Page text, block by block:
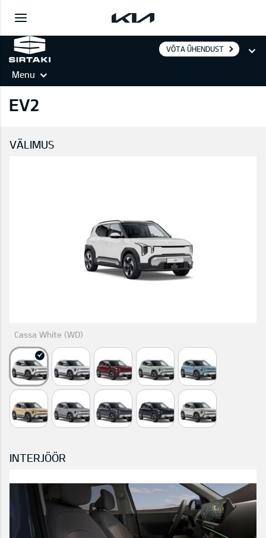
VÕTA ÜHENDUST
Menu
EV2
VÄLIMUS
Cassa White (WD)
INTERJÖÖR